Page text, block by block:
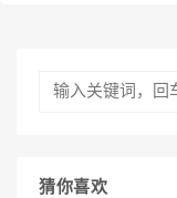
猜你喜欢